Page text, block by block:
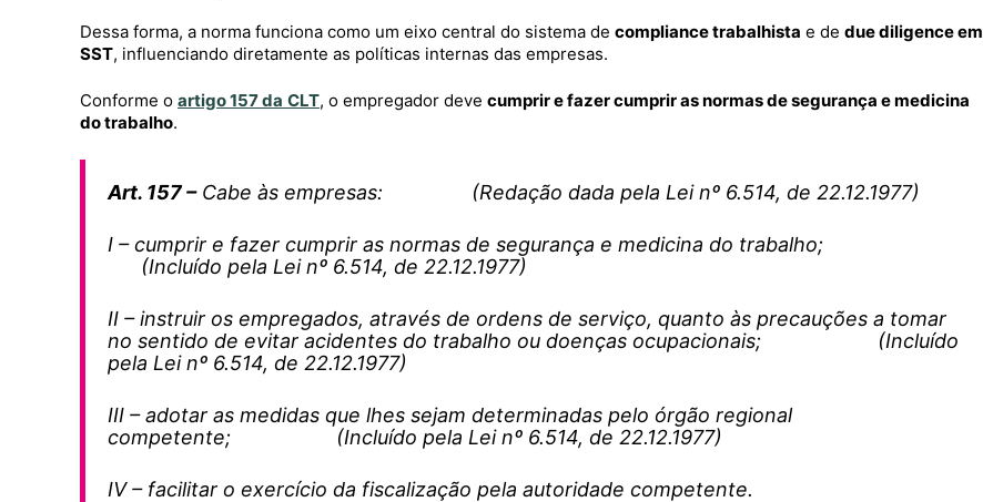
Dessa forma, a norma funciona como um eixo central do sistema de compliance trabalhista e de due diligence em
SST, influenciando diretamente as políticas internas das empresas.
Conforme o artigo 157 da CLT, o empregador deve cumprir e fazer cumprir as normas de segurança e medicina
do trabalho.
Art. 157 –Cabe às empresas: (Redação dada pela Lei nº 6.514, de 22.12.1977)
I – cumprir e fazer cumprir as normas de segurança e medicina do trabalho;
(Incluído pela Lei nº 6.514, de 22.12.1977)
II – instruir os empregados, através de ordens de serviço, quanto às precauções a tomar
no sentido de evitar acidentes do trabalho ou doenças ocupacionais; (Incluído
pela Lei nº 6.514, de 22.12.1977)
III – adotar as medidas que lhes sejam determinadas pelo órgão regional
competente; (Incluído pela Lei nº 6.514, de 22.12.1977)
IV – facilitar o exercício da fiscalização pela autoridade competente.